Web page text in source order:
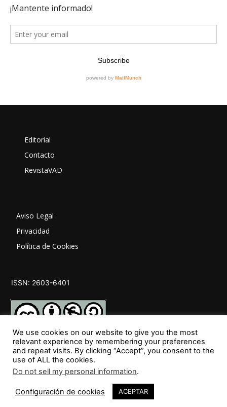
Editorial
Contacto
RevistaVAD
Aviso Legal
Privacidad
Política de Cookies
ISSN: 2603-6401
SÍGUENOS
We use cookies on our website to give you the most
relevant experience by remembering your preferences
and repeat visits. By clicking “Accept”, you consent to the
use of ALL the cookies.
Do not sell my personal information.
Configuración de cookies ACEPTAR